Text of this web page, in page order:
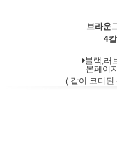
브라운
4
블랙,러
본페이
( 같이 코디